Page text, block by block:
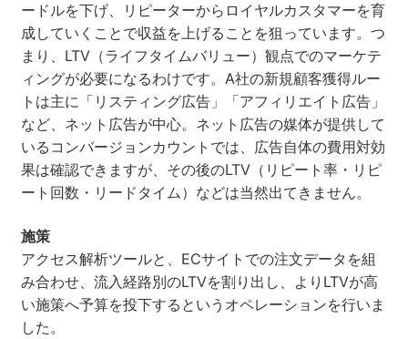
ードルを下げ、リピーターからロイヤルカスタマーを育
成していくことで収益を上げることを狙っています。つ
まり、LTV（ライフタイムバリュー）観点でのマーケテ
ィングが必要になるわけです。A社の新規顧客獲得ルー
トは主に「リスティング広告」「アフィリエイト広告」
など、ネット広告が中心。ネット広告の媒体が提供して
いるコンバージョンカウントでは、広告自体の費用対効
果は確認できますが、その後のLTV（リピート率・リピ
ート回数・リードタイム）などは当然出てきません。
施策
アクセス解析ツールと、ECサイトでの注文データを組
み合わせ、流入経路別のLTVを割り出し、よりLTVが高
い施策へ予算を投下するというオペレーションを行いま
した。